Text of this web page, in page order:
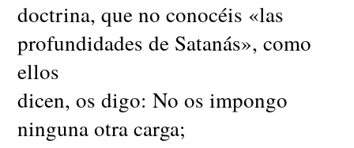
doctrina, que no conocéis «las
profundidades de Satanás», como
ellos
dicen, os digo: No os impongo
ninguna otra carga;